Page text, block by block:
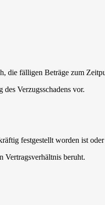
die fälligen Beträge zum
Verzugsschadens vor.
festgestellt worden ist
Vertragsverhältnis beruht.